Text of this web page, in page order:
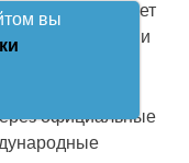
она может
рассмотрении
официальные
вы